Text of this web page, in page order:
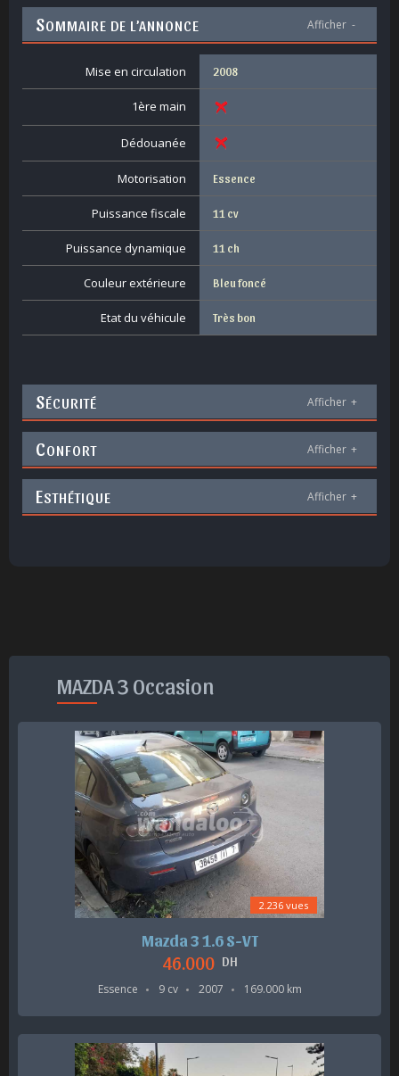
SOMMAIRE DE L’ANNONCE Afficher -
Mise en circulation 2008
1ère main
Dédouanée
Motorisation Essence
Puissance fiscale 11 cv
Puissance dynamique 11 ch
Couleur extérieure Bleu foncé
Etat du véhicule Très bon
SÉCURITÉ Afficher +
CONFORT Afficher +
ESTHÉTIQUE Afficher +
MAZDA 3 Occasion
2.236 vues
Mazda 3 1.6 S-VT
46.000 DH
Essence 9 cv 2007 169.000 km